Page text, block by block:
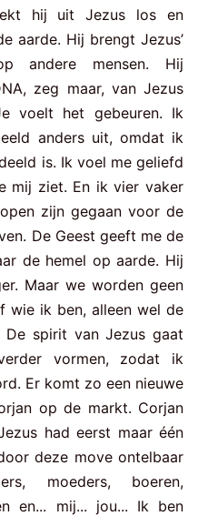
hij uit Jezus los en
aarde. Hij brengt Jezus’
andere mensen. Hij
zeg maar, van Jezus
voelt het gebeuren. Ik
anders uit, omdat ik
is. Ik voel me geliefd
mij ziet. En ik vier vaker
zijn gegaan voor de
De Geest geeft me de
de hemel op aarde. Hij
Maar we worden geen
wie ik ben, alleen wel de
De spirit van Jezus gaat
vormen, zodat ik
Er komt zo een nieuwe
op de markt. Corjan
had eerst maar één
deze move ontelbaar
moeders, boeren,
en... mij... jou... Ik ben